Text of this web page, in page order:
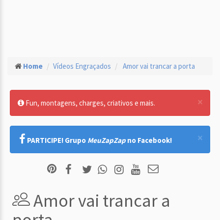
Home Vídeos Engraçados Amor vai trancar a porta
×
Fun, montagens, charges, criativos e mais.
×
PARTICIPE! Grupo MeuZapZap no Facebook!
Amor vai trancar a